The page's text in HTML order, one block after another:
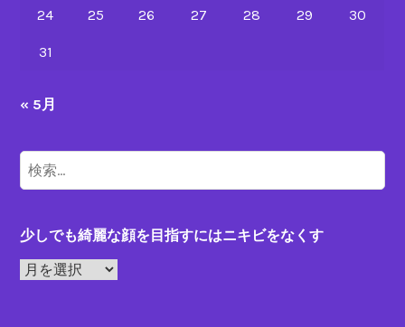
24 25 26 27 28 29 30
31
« 5月
検
索:
少しでも綺麗な顔を目指すにはニキビをなくす
少